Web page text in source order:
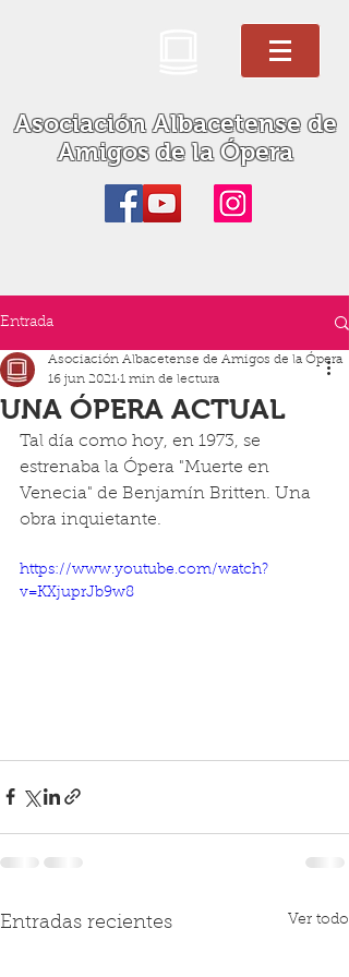
Asociación Albacetense de
Amigos de la Ópera
Entrada
UNA ÓPERA ACTUAL
Asociación Albacetense de Amigos de la Ópera
16 jun 2021 1 min de lectura
Tal día como hoy, en 1973, se
estrenaba la Ópera "Muerte en
Venecia" de Benjamín Britten. Una
obra inquietante.
https://www.youtube.com/watch?
v=KXjuprJb9w8
Entradas recientes Ver todo